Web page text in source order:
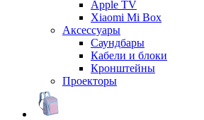
Apple TV
Xiaomi Mi Box
Аксессуары
Саундбары
Кабели и блоки
Кронштейны
Проекторы